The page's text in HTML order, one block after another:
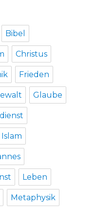
Bibel
Christus
Frieden
Glaube
Islam
Leben
Metaphysik